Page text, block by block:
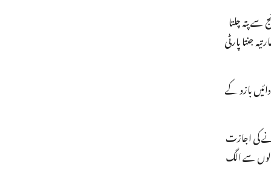
پتہ چلتا
جنتا پارٹی
بازو کے
کی اجازت
سے الگ